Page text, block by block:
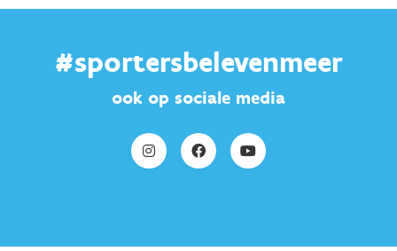
#sportersbelevenmeer
ook op sociale media